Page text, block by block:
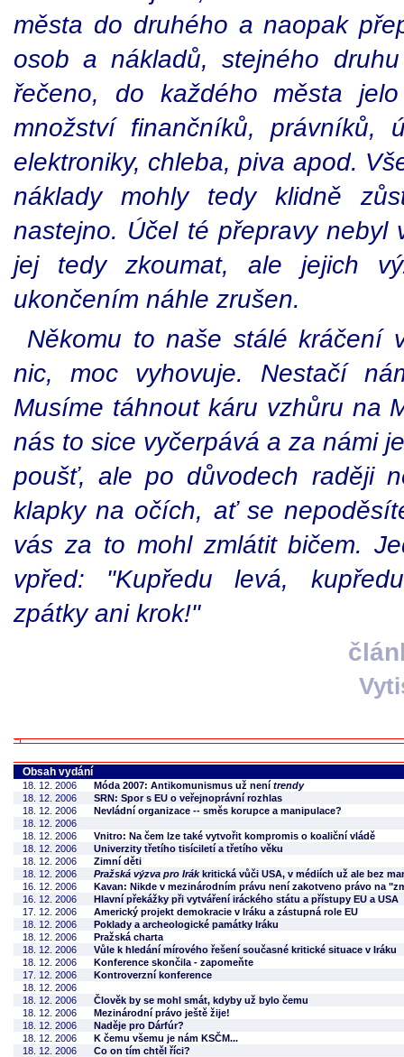
města do druhého a naopak
osob a nákladů, stejného
řečeno, do každého města
množství finančníků, právníků,
elektroniky, chleba, piva apod.
náklady mohly tedy klidně
nastejno. Účel té přepravy nebyl
jej tedy zkoumat, ale jejich
ukončením náhle zrušen.
Někomu to naše stálé kráčení
nic, moc vyhovuje. Nestačí
Musíme táhnout káru vzhůru na
nás to sice vyčerpává a za námi
poušť, ale po důvodech raději
klapky na očích, ať se
vás za to mohl zmlátit bičem.
vpřed: "Kupředu levá,
zpátky ani krok!"
Obsah vydání
18. 12. 2006 Móda 2007: Antikomunismus už není trendy
18. 12. 2006
SRN: Spor s EU o veřejnoprávní rozhlas
18. 12. 2006
Nevládní organizace -- směs korupce a manipulace?
18. 12. 2006
18. 12. 2006
Vnitro: Na čem lze také vytvořit kompromis o koaliční vládě
18. 12. 2006
Univerzity třetího tisíciletí a třetího věku
18. 12. 2006
Zimní děti
18. 12. 2006
Pražská výzva pro Irákkritická vůči USA, v médiích už ale bez
16. 12. 2006
Kavan: Nikde v mezinárodním právu není zakotveno právo na
16. 12. 2006
Hlavní překážky při vytváření iráckého státu a přístupy EU a USA
17. 12. 2006
Americký projekt demokracie v Iráku a zástupná role EU
18. 12. 2006
Poklady a archeologické památky Iráku
18. 12. 2006
Pražská charta
18. 12. 2006
Vůle k hledání mírového řešení současné kritické situace v Iráku
18. 12. 2006
Konference skončila - zapomeňte
17. 12. 2006
Kontroverzní konference
18. 12. 2006
18. 12. 2006
Člověk by se mohl smát, kdyby už bylo čemu
18. 12. 2006
Mezinárodní právo ještě žije!
18. 12. 2006
Naděje pro Dárfúr?
18. 12. 2006
K čemu všemu je nám KSČM...
18. 12. 2006
Co on tím chtěl říci?